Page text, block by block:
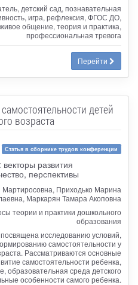
детский сад, познавательная
игра, рефлексия, ФГОС ДО,
общение, теория и практика,
профессиональная тревога
Перейти
детей
возраста
Статья в сборнике трудов конференции
развития
перспективы
Приходько Марина
Маркарян Тамара Акоповна
теории и практики дошкольного
образования
исследованию условий,
самостоятельности у
Рассматриваются основные
самостоятельности ребенка,
образовательная среда детского
особенности самого ребенка.